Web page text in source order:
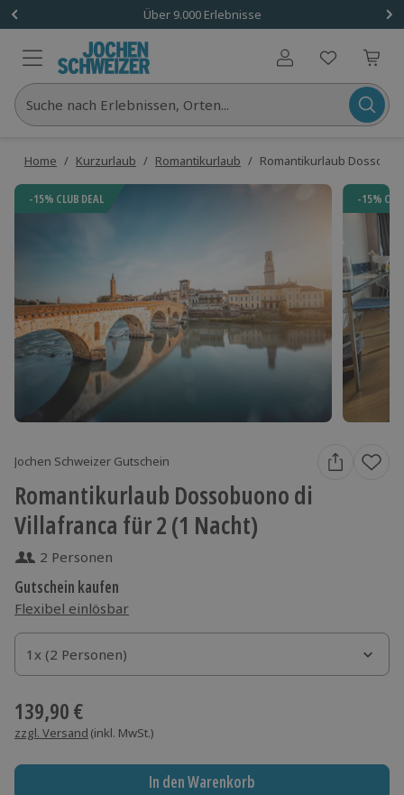
Über 9.000 Erlebnisse
Benutzerkonto
Suche nach Erlebnissen, Orten...
Home / Kurzurlaub / Romantikurlaub / Romantikurlaub
-15% CLUB DEAL -15%
Jochen Schweizer Gutschein
Romantikurlaub Dossobuono di
Villafranca für 2 (1 Nacht)
2 Personen
Gutschein kaufen
Flexibel einlösbar
1x (2 Personen)
1x (2 Personen)
1x (2 Personen)
139,90 €
zzgl. Versand (inkl. MwSt.)
In den Warenkorb